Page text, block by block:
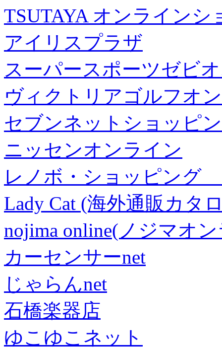
TSUTAYA オンラインシ
アイリスプラザ
スーパースポーツゼビ
ヴィクトリアゴルフオ
セブンネットショッピ
ニッセンオンライン
レノボ・ショッピング
Lady Cat (海外通販カタ
nojima online(ノジマオ
カーセンサーnet
じゃらんnet
石橋楽器店
ゆこゆこネット